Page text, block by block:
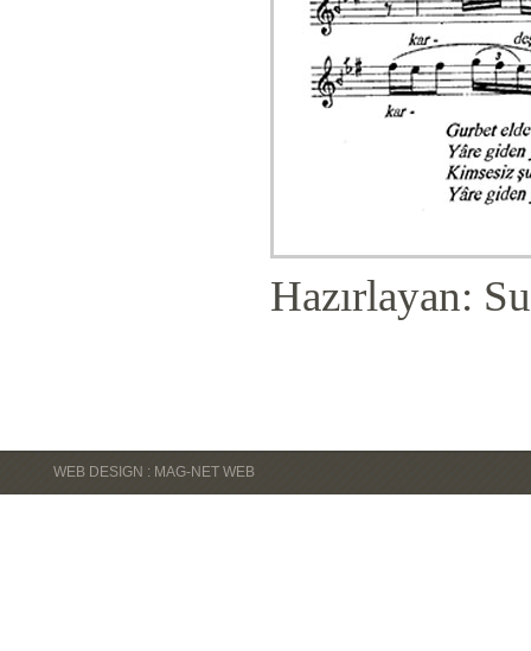
Hazırlayan:
WEB DESIGN : MAG-NET WEB